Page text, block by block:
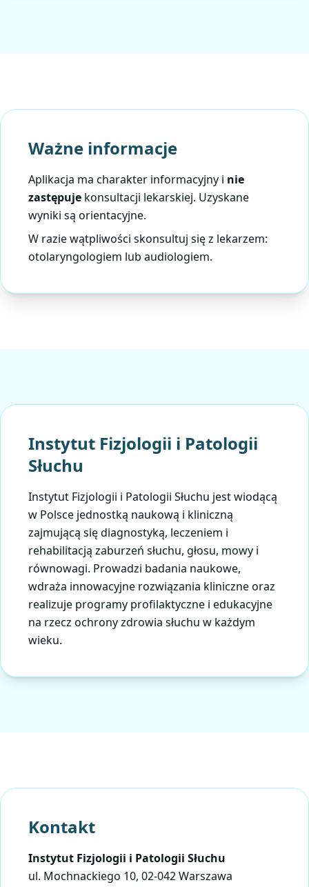
Ważne informacje
Aplikacja ma charakter informacyjny i nie
zastępuje konsultacji lekarskiej. Uzyskane
wyniki są orientacyjne.
W razie wątpliwości skonsultuj się z lekarzem:
otolaryngologiem lub audiologiem.
Instytut Fizjologii i Patologii
Słuchu
Instytut Fizjologii i Patologii Słuchu jest wiodącą
w Polsce jednostką naukową i kliniczną
zajmującą się diagnostyką, leczeniem i
rehabilitacją zaburzeń słuchu, głosu, mowy i
równowagi. Prowadzi badania naukowe,
wdraża innowacyjne rozwiązania kliniczne oraz
realizuje programy profilaktyczne i edukacyjne
na rzecz ochrony zdrowia słuchu w każdym
wieku.
Kontakt
Instytut Fizjologii i Patologii Słuchu
ul. Mochnackiego 10, 02-042 Warszawa